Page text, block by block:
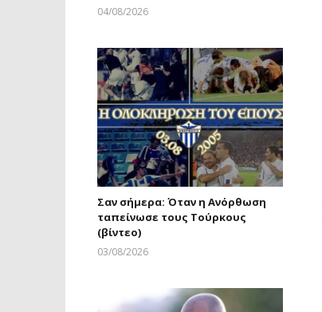
04/08/2026
Σαν σήμερα: Όταν η Ανόρθωση
ταπείνωσε τους Τούρκους
(βίντεο)
03/08/2026